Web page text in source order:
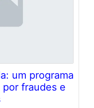
um programa
fraudes e